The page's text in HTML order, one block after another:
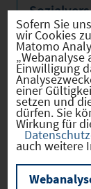
Sofern Sie
wir Cookies
Matomo
Einwilligung
einer
setzen und
dürfen. Sie
Wirkung für
auch weitere